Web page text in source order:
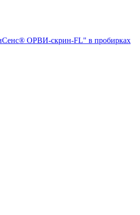
ОРВИ-скрин-FL" в пробирках